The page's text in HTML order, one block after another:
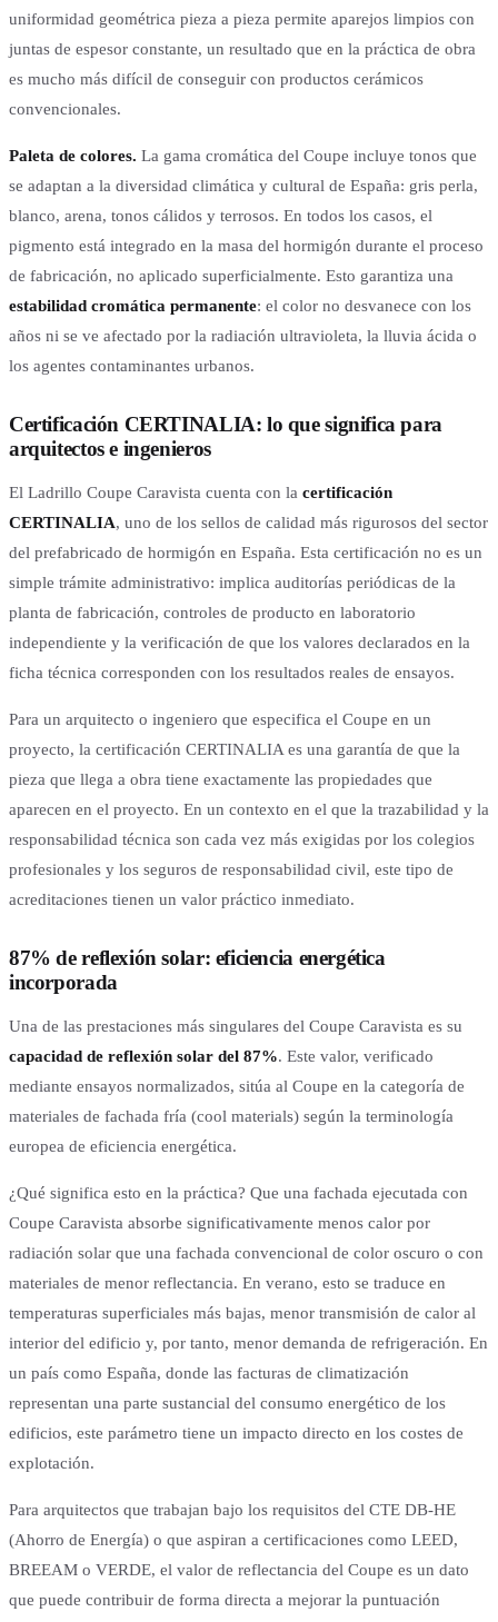
uniformidad geométrica pieza a pieza permite aparejos limpios con
juntas de espesor constante, un resultado que en la práctica de obra
es mucho más difícil de conseguir con productos cerámicos
convencionales.
Paleta de colores. La gama cromática del Coupe incluye tonos que
se adaptan a la diversidad climática y cultural de España: gris perla,
blanco, arena, tonos cálidos y terrosos. En todos los casos, el
pigmento está integrado en la masa del hormigón durante el proceso
de fabricación, no aplicado superficialmente. Esto garantiza una
estabilidad cromática permanente: el color no desvanece con los
años ni se ve afectado por la radiación ultravioleta, la lluvia ácida o
los agentes contaminantes urbanos.
Certificación CERTINALIA: lo que significa para
arquitectos e ingenieros
El Ladrillo Coupe Caravista cuenta con la certificación
CERTINALIA, uno de los sellos de calidad más rigurosos del sector
del prefabricado de hormigón en España. Esta certificación no es un
simple trámite administrativo: implica auditorías periódicas de la
planta de fabricación, controles de producto en laboratorio
independiente y la verificación de que los valores declarados en la
ficha técnica corresponden con los resultados reales de ensayos.
Para un arquitecto o ingeniero que especifica el Coupe en un
proyecto, la certificación CERTINALIA es una garantía de que la
pieza que llega a obra tiene exactamente las propiedades que
aparecen en el proyecto. En un contexto en el que la trazabilidad y la
responsabilidad técnica son cada vez más exigidas por los colegios
profesionales y los seguros de responsabilidad civil, este tipo de
acreditaciones tienen un valor práctico inmediato.
87% de reflexión solar: eficiencia energética
incorporada
Una de las prestaciones más singulares del Coupe Caravista es su
capacidad de reflexión solar del 87%. Este valor, verificado
mediante ensayos normalizados, sitúa al Coupe en la categoría de
materiales de fachada fría (cool materials) según la terminología
europea de eficiencia energética.
¿Qué significa esto en la práctica? Que una fachada ejecutada con
Coupe Caravista absorbe significativamente menos calor por
radiación solar que una fachada convencional de color oscuro o con
materiales de menor reflectancia. En verano, esto se traduce en
temperaturas superficiales más bajas, menor transmisión de calor al
interior del edificio y, por tanto, menor demanda de refrigeración. En
un país como España, donde las facturas de climatización
representan una parte sustancial del consumo energético de los
edificios, este parámetro tiene un impacto directo en los costes de
explotación.
Para arquitectos que trabajan bajo los requisitos del CTE DB-HE
(Ahorro de Energía) o que aspiran a certificaciones como LEED,
BREEAM o VERDE, el valor de reflectancia del Coupe es un dato
que puede contribuir de forma directa a mejorar la puntuación